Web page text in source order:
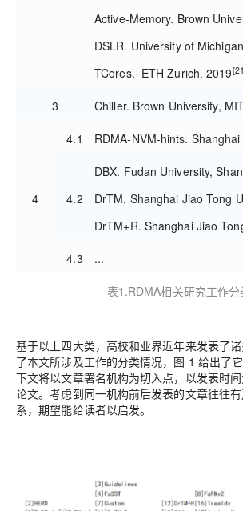
Active-Memory. Brown
DSLR. University of
TCores. ETH Zurich. 2019
3 Chiller. Brown University,
4
4.1 RDMA-NVM-hints.
4.2
DBX. Fudan University,
DrTM. Shanghai Jiao Tong
DrTM+R. Shanghai Jiao
4.3 ...
表1.RDMA相关研究工作分
基于以上四大类，高校和业界近年来发表了
了本文所涉及工作的分类情况，图 1 给出了它
下文将以文章署名机构为切入点，以发表时
论文。考虑到同一机构前后发表的文章往往
系，期望能给读者以启发。